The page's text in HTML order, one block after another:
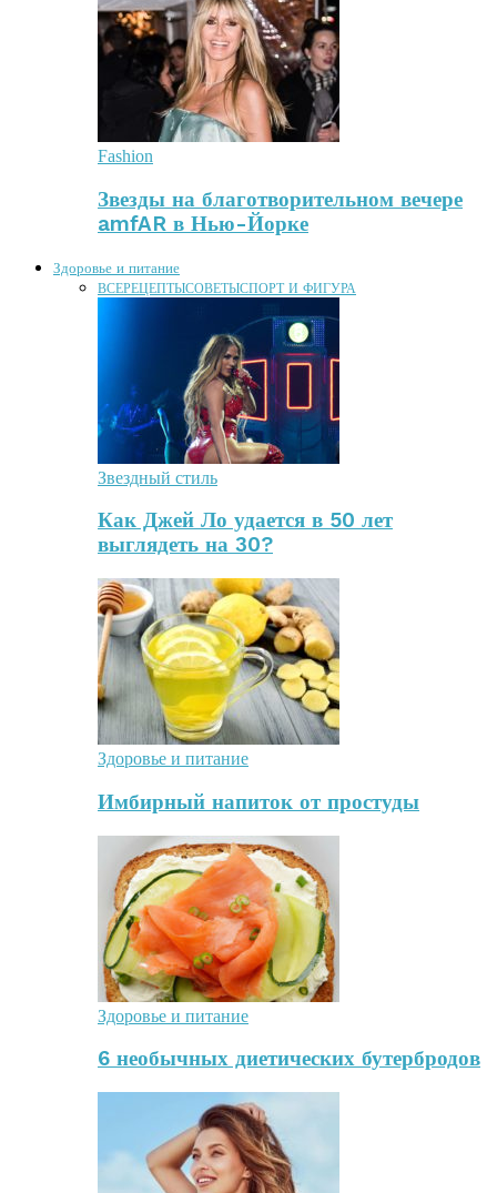
Fashion
Звезды на благотворительном вечере
amfAR в Нью-Йорке
Здоровье и питание
ВСЕРЕЦЕПТЫСОВЕТЫСПОРТ И ФИГУРА
Звездный стиль
Как Джей Ло удается в 50 лет
выглядеть на 30?
Здоровье и питание
Имбирный напиток от простуды
Здоровье и питание
6 необычных диетических бутербродов